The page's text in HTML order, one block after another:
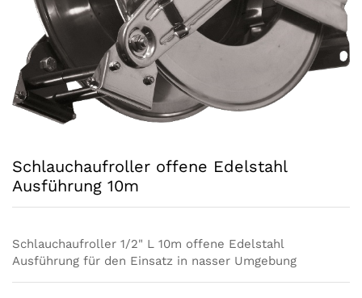
Schlauchaufroller offene Edelstahl
Ausführung 10m
Schlauchaufroller 1/2" L 10m offene Edelstahl
Ausführung für den Einsatz in nasser Umgebung